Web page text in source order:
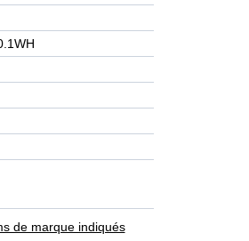
de marque indiqués